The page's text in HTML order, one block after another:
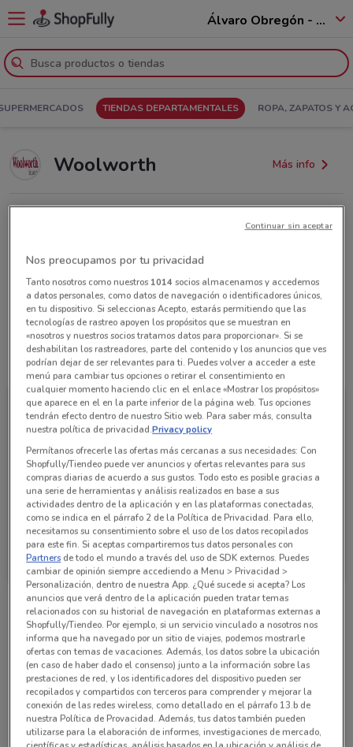
Álvaro Obregón - 01520
TIENDAS DEPARTAMENTALES ROPA, ZAPATOS Y
Woolworth Más info
2.3 km
Abierto
Lunes 10:00am / 9:00pm
Martes 10:00am / 9:00pm
Miércoles 10:00am / 9:00pm
Jueves 10:00am / 9:00pm
Viernes 10:00am / 9:00pm
Sábado 10:00am / 9:00pm
Domingo 10:00am / 9:00pm
Todas las ofertas de esta tienda
Woolworth
Caduca el 17/08
Sucursales Woolworth alrededor
Av. Cuauhtémoc 607, Narvarte Benito Juárez
1.6 km
ABIERTO
Todas las tiendas Woolworth
Nos preocupamos por tu privacidad
Tanto nosotros como nuestros 1014socios almacenamos y accedemos
a datos personales, como datos de navegación o identificadores únicos,
en tu dispositivo. Si seleccionas Acepto, estarás permitiendo que las
tecnologías de rastreo apoyen los propósitos que se muestran en
«nosotros y nuestros socios tratamos datos para proporcionar». Si se
deshabilitan los rastreadores, parte del contenido y los anuncios que ves
podrían dejar de ser relevantes para ti. Puedes volver a acceder a este
menú para cambiar tus opciones o retirar el consentimiento en
cualquier momento haciendo clic en el enlace «Mostrar los propósitos»
que aparece en el en la parte inferior de la página web. Tus opciones
tendrán efecto dentro de nuestro Sitio web. Para saber más, consulta
nuestra política de privacidad.Privacy policy
Permítanos ofrecerle las ofertas más cercanas a sus necesidades: Con
Shopfully/Tiendeo puede ver anuncios y ofertas relevantes para sus
compras diarias de acuerdo a sus gustos. Todo esto es posible gracias a
una serie de herramientas y análisis realizados en base a sus
actividades dentro de la aplicación y en las plataformas conectadas,
como se indica en el párrafo 2 de la Política de Privacidad. Para ello,
necesitamos su consentimiento sobre el uso de los datos recopilados
para este fin. Si aceptas compartiremos tus datos personales con
Partners de todo el mundo a través del uso de SDK externos. Puedes
cambiar de opinión siempre accediendo a Menu > Privacidad >
Personalización, dentro de nuestra App. ¿Qué sucede si acepta? Los
anuncios que verá dentro de la aplicación pueden tratar temas
relacionados con su historial de navegación en plataformas externas a
Shopfully/Tiendeo. Por ejemplo, si un servicio vinculado a nosotros nos
informa que ha navegado por un sitio de viajes, podemos mostrarle
ofertas con temas de vacaciones. Además, los datos sobre la ubicación
(en caso de haber dado el consenso) junto a la información sobre las
prestaciones de red, y los identificadores del dispositivo pueden ser
recopilados y compartidos con terceros para comprender y mejorar la
conexión de las redes wireless, como detallado en el párrafo 13.b de
nuestra Política de Provacidad. Además, tus datos también pueden
utilizarse para la elaboración de informes, investigaciones de mercado,
Continuar sin aceptar